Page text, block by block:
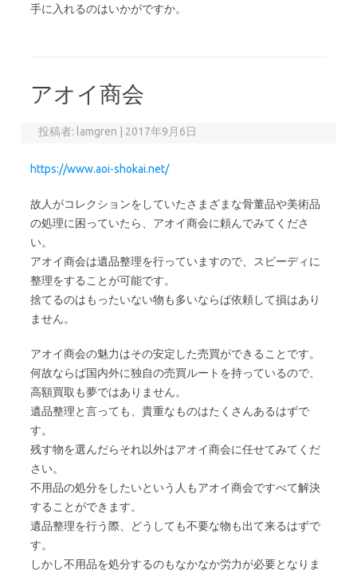
手に入れるのはいかがですか。
アオイ商会
投稿者: lamgren 2017年9月6日
https://www.aoi-shokai.net/
故人がコレクションをしていたさまざまな骨董品や美術品
の処理に困っていたら、アオイ商会に頼んでみてくださ
い。
アオイ商会は遺品整理を行っていますので、スピーディに
整理をすることが可能です。
捨てるのはもったいない物も多いならば依頼して損はあり
ません。
アオイ商会の魅力はその安定した売買ができることです。
何故ならば国内外に独自の売買ルートを持っているので、
高額買取も夢ではありません。
遺品整理と言っても、貴重なものはたくさんあるはずで
す。
残す物を選んだらそれ以外はアオイ商会に任せてみてくだ
さい。
不用品の処分をしたいという人もアオイ商会ですべて解決
することができます。
遺品整理を行う際、どうしても不要な物も出て来るはずで
す。
しかし不用品を処分するのもなかなか労力が必要となりま